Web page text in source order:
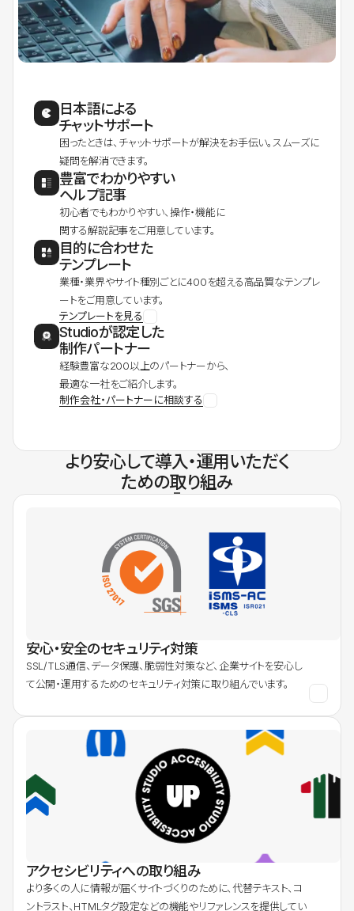
日本語による
チャットサポート
困ったときは、チャットサポートが解決をお手伝い。スムーズに
疑問を解消できます。
豊富でわかりやすい
ヘルプ記事
初心者でもわかりやすい、操作・機能に
関する解説記事をご用意しています。
目的に合わせた
テンプレート
業種・業界やサイト種別ごとに400を超える高品質なテンプレ
ートをご用意しています。
テンプレートを見る
Studioが認定した
制作パートナー
経験豊富な200以上のパートナーから、
最適な一社をご紹介します。
制作会社・パートナーに相談する
より安心して導入・運用いただく
ための取り組み
安心・安全のセキュリティ対策
SSL/TLS通信、データ保護、脆弱性対策など、企業サイトを安心し
て公開・運用するためのセキュリティ対策に取り組んでいます。
アクセシビリティへの取り組み
より多くの人に情報が届くサイトづくりのために、代替テキスト、コ
ントラスト、HTMLタグ設定などの機能やリファレンスを提供してい